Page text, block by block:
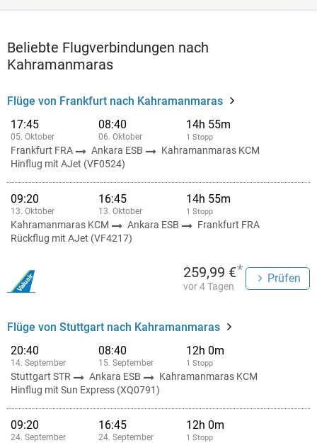
Beliebte Flugverbindungen nach
Kahramanmaras
Flüge von Frankfurt nach Kahramanmaras
17:45
05. Oktober
08:40
06. Oktober
14h 55m
1 Stopp
Frankfurt FRA Ankara ESB
Kahramanmaras KCM
Hinflug mit AJet (VF0524)
09:20
13. Oktober
16:45
13. Oktober
14h 55m
1 Stopp
Kahramanmaras KCM Ankara ESB
Frankfurt FRA
Rückflug mit AJet (VF4217)
259,99 €*
vor 4 Tagen
Prüfen
Flüge von Stuttgart nach Kahramanmaras
20:40
14. September
08:40
15. September
12h 0m
1 Stopp
Stuttgart STR Ankara ESB
Kahramanmaras KCM
Hinflug mit Sun Express (XQ0791)
09:20
24. September
16:45
24. September
12h 0m
1 Stopp